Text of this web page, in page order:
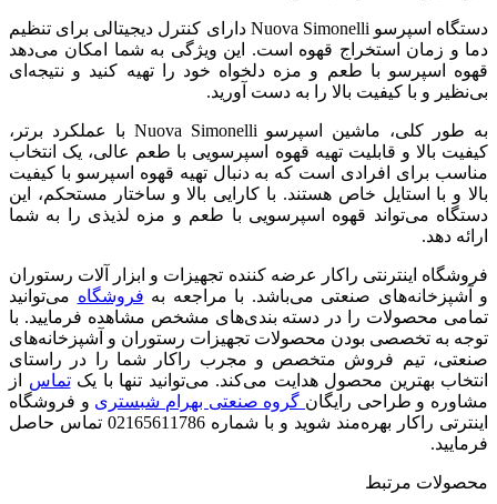
دستگاه اسپرسو Nuova Simonelli دارای کنترل دیجیتالی برای تنظیم
دما و زمان استخراج قهوه است. این ویژگی به شما امکان می‌دهد
قهوه اسپرسو با طعم و مزه دلخواه خود را تهیه کنید و نتیجه‌ای
بی‌نظیر و با کیفیت بالا را به دست آورید.
به طور کلی، ماشین اسپرسو Nuova Simonelli با عملکرد برتر،
کیفیت بالا و قابلیت تهیه قهوه اسپرسویی با طعم عالی، یک انتخاب
مناسب برای افرادی است که به دنبال تهیه قهوه اسپرسو با کیفیت
بالا و با استایل خاص هستند. با کارایی بالا و ساختار مستحکم، این
دستگاه می‌تواند قهوه اسپرسویی با طعم و مزه لذیذی را به شما
ارائه دهد.
فروشگاه اینترنتی راکار عرضه کننده تجهیزات و ابزار آلات رستوران
و آشپزخانه‌های صنعتی می‌باشد. با مراجعه به فروشگاه می‌توانید
تمامی محصولات را در دسته بندی‌های مشخص مشاهده فرمایید. با
توجه به تخصصی بودن محصولات تجهیزات رستوران و آشپزخانه‌های
صنعتی، تیم فروش متخصص و مجرب راکار شما را در راستای
انتخاب بهترین محصول هدایت می‌کند. می‌توانید تنها با یکتماس از
مشاوره و طراحی رایگان گروه صنعتی بهرام شبستری و فروشگاه
اینترتی راکار بهره‌مند شوید و با شماره 02165611786 تماس حاصل
فرمایید.
محصولات مرتبط